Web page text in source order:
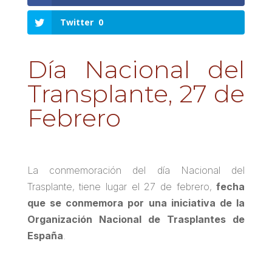
Twitter 0
Día Nacional del
Transplante, 27 de
Febrero
La conmemoración del día Nacional del
Trasplante, tiene lugar el 27 de febrero,fecha
que se conmemora por una iniciativa de la
Organización Nacional de Trasplantes de
España.